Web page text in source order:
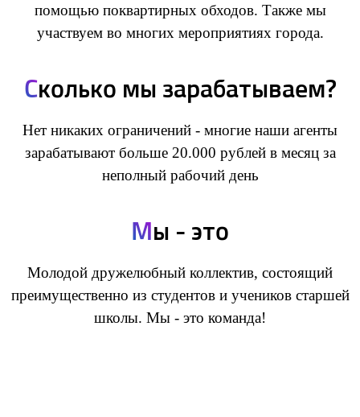
помощью поквартирных обходов. Также мы
участвуем во многих мероприятиях города.
Сколько мы зарабатываем?
Нет никаких ограничений - многие наши агенты
зарабатывают больше 20.000 рублей в месяц за
неполный рабочий день
Мы - это
Молодой дружелюбный коллектив, состоящий
преимущественно из студентов и учеников старшей
школы. Мы - это команда!